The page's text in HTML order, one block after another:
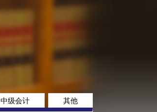
中级会计 其他